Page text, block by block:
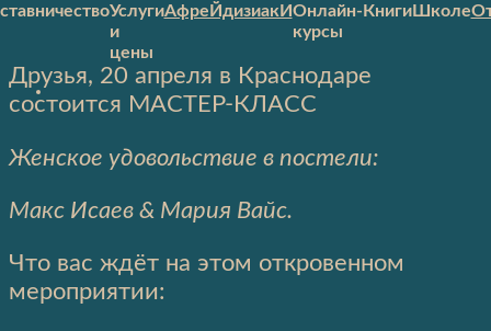
Услуги
и
цены
АфреЙдизиакИОнлайн-
курсы
КнигиШколе
Друзья, 20 апреля в Краснодаре
состоится МАСТЕР-КЛАСС
Женское удовольствие в постели:
Макс Исаев & Мария Вайс.
Что вас ждёт на этом откровенном
мероприятии: